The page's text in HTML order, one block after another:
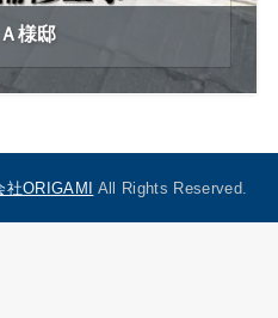
様邸
社ORIGAMI All Rights Reserved.